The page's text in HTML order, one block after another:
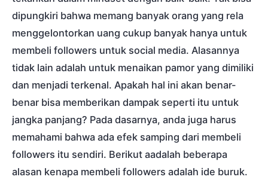
dipungkiri bahwa memang banyak orang yang rela
menggelontorkan uang cukup banyak hanya untuk
membeli followers untuk social media. Alasannya
tidak lain adalah untuk menaikan pamor yang dimiliki
dan menjadi terkenal. Apakah hal ini akan benar-
benar bisa memberikan dampak seperti itu untuk
jangka panjang? Pada dasarnya, anda juga harus
memahami bahwa ada efek samping dari membeli
followers itu sendiri. Berikut aadalah beberapa
alasan kenapa membeli followers adalah ide buruk.